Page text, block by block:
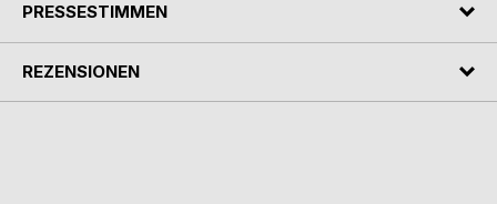
PRESSESTIMMEN
REZENSIONEN